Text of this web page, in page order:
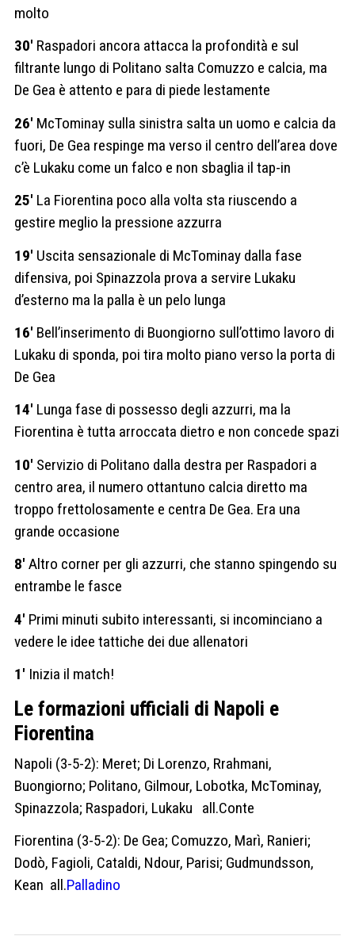
molto
30′ Raspadori ancora attacca la profondità e sul
filtrante lungo di Politano salta Comuzzo e calcia, ma
De Gea è attento e para di piede lestamente
26′ McTominay sulla sinistra salta un uomo e calcia da
fuori, De Gea respinge ma verso il centro dell’area dove
c’è Lukaku come un falco e non sbaglia il tap-in
25′ La Fiorentina poco alla volta sta riuscendo a
gestire meglio la pressione azzurra
19′ Uscita sensazionale di McTominay dalla fase
difensiva, poi Spinazzola prova a servire Lukaku
d’esterno ma la palla è un pelo lunga
16′ Bell’inserimento di Buongiorno sull’ottimo lavoro di
Lukaku di sponda, poi tira molto piano verso la porta di
De Gea
14′ Lunga fase di possesso degli azzurri, ma la
Fiorentina è tutta arroccata dietro e non concede spazi
10′ Servizio di Politano dalla destra per Raspadori a
centro area, il numero ottantuno calcia diretto ma
troppo frettolosamente e centra De Gea. Era una
grande occasione
8′ Altro corner per gli azzurri, che stanno spingendo su
entrambe le fasce
4′ Primi minuti subito interessanti, si incominciano a
vedere le idee tattiche dei due allenatori
1′ Inizia il match!
Le formazioni ufficiali di Napoli e
Fiorentina
Napoli (3-5-2): Meret; Di Lorenzo, Rrahmani,
Buongiorno; Politano, Gilmour, Lobotka, McTominay,
Spinazzola; Raspadori, Lukaku all.Conte
Fiorentina (3-5-2): De Gea; Comuzzo, Marì, Ranieri;
Dodò, Fagioli, Cataldi, Ndour, Parisi; Gudmundsson,
Kean all.Palladino